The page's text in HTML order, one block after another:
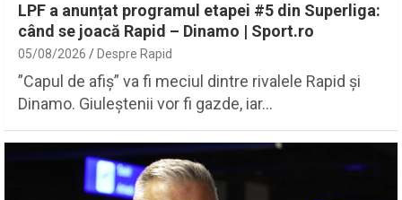
LPF a anunțat programul etapei #5 din Superliga:
când se joacă Rapid – Dinamo | Sport.ro
05/08/2026 Despre Rapid
”Capul de afiș” va fi meciul dintre rivalele Rapid și
Dinamo. Giuleștenii vor fi gazde, iar…